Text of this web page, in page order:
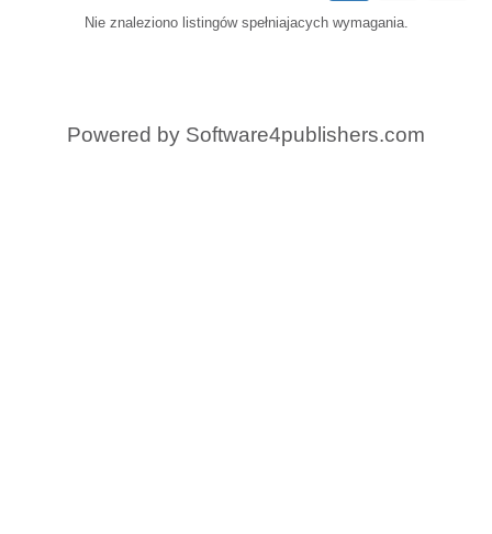
Nie znaleziono listingów spełniajacych wymagania.
Powered by Software4publishers.com